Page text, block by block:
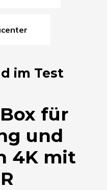
im Test
für
und
4K mit